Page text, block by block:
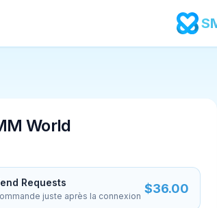
World
Requests
juste après la connexion
$36.00